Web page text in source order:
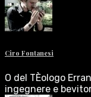
Ciro Fontanesi
O del TÈologo
ingegnere e